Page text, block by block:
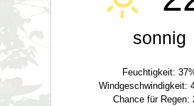
sonnig
Feuchtigkeit:
Windgeschwindigkeit:
Chance für Regen: